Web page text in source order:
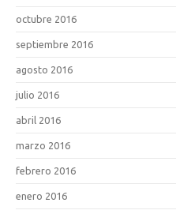
octubre 2016
septiembre 2016
agosto 2016
julio 2016
abril 2016
marzo 2016
febrero 2016
enero 2016